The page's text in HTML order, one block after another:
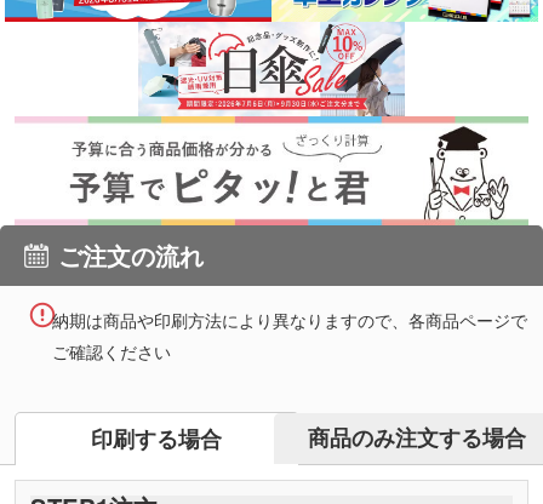
ご注文の流れ
納期は商品や印刷方法により異なりますので、各商品ページで
ご確認ください
印刷する場合 商品のみ注文する場合